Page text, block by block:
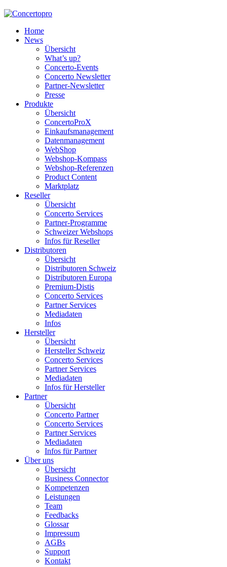
Home
News
Übersicht
What’s up?
Concerto-Events
Concerto Newsletter
Partner-Newsletter
Presse
Produkte
Übersicht
ConcertoProX
Einkaufsmanagement
Datenmanagement
WebShop
Webshop-Kompass
Webshop-Referenzen
Product Content
Marktplatz
Reseller
Übersicht
Concerto Services
Partner-Programme
Schweizer Webshops
Infos für Reseller
Distributoren
Übersicht
Distributoren Schweiz
Distributoren Europa
Premium-Distis
Concerto Services
Partner Services
Mediadaten
Infos
Hersteller
Übersicht
Hersteller Schweiz
Concerto Services
Partner Services
Mediadaten
Infos für Hersteller
Partner
Übersicht
Concerto Partner
Concerto Services
Partner Services
Mediadaten
Infos für Partner
Über uns
Übersicht
Business Connector
Kompetenzen
Leistungen
Team
Feedbacks
Glossar
Impressum
AGBs
Support
Kontakt